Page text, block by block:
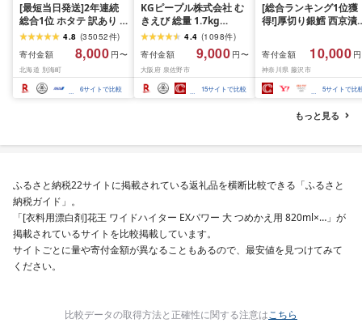
[最短当日発送]2年連続
総合1位 ホタテ 訳あり (
ふるさと納税 ほたて ふ
るさと納税 訳あり 帆立
ふるさと わけあり ホタ
テ貝柱 貝 人気 不揃い 刺
身 規格外 魚介 ランキン
グ 海鮮 冷凍 発送時期が
4.8 (35052件)
寄付金額
8,000 円〜
北海道 別海町
6サイトで比較
KGピープル株式会社 む
きえび 総量 1.7kg
(850g×2P) 特大 5Lサイ
ズ バナメイエビ バラ凍
結 下処理不要 サイズ不
揃い 訳あり
4.4 (1098件)
寄付金額
9,000 円〜
大阪府 泉佐野市
15サイトで比較
[総合ランキング1位獲
得!]厚切り銀鱈 西京漬
約 1,000g (約 100g ×
切) 西京味噌 西京みそ
噌漬け みそ 味噌 鮮魚
介 銀だら 銀ダラ ギン
ラ ぎんだら 鱈 タラ 魚
西京焼き 西京漬 西京
き 冷凍 厳選 鮮魚 漬け
礼品 おかず おつまみ
南 藤沢
寄付金額 10,000
神奈川県 藤沢市
5サイトで比
もっと見る
ふるさと納税22サイトに掲載されている返礼品を横断比較できる「ふるさと
納税ガイド」。
「[衣料用漂白剤]花王 ワイドハイター EXパワー 大 つめかえ用 820ml×…」が
掲載されているサイトを比較掲載しています。
サイトごとに量や寄付金額が異なることもあるので、最安値を見つけてみて
ください。
比較データの取得方法と正確性に関する注意はこちら